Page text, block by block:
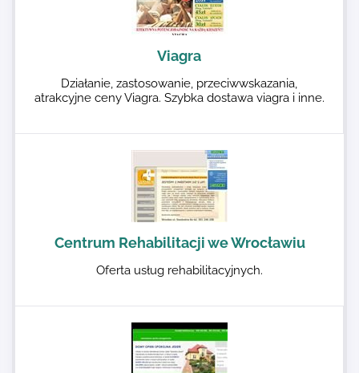
Viagra
Działanie, zastosowanie, przeciwwskazania,
atrakcyjne ceny Viagra. Szybka dostawa viagra i inne.
Centrum Rehabilitacji we Wrocławiu
Oferta usług rehabilitacyjnych.